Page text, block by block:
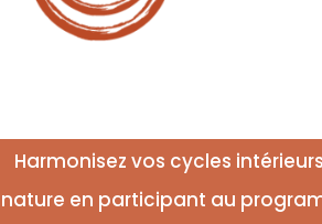
Harmonisez vos cycles
nature en participant au